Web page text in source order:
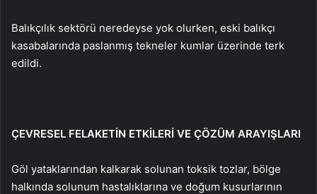
Balıkçılık sektörü neredeyse yok olurken, eski balıkçı
kasabalarında paslanmış tekneler kumlar üzerinde terk
edildi.
ÇEVRESEL FELAKETİN ETKİLERİ VE ÇÖZÜM ARAYIŞLARI
Göl yataklarından kalkarak solunan toksik tozlar, bölge
halkında solunum hastalıklarına ve doğum kusurlarının